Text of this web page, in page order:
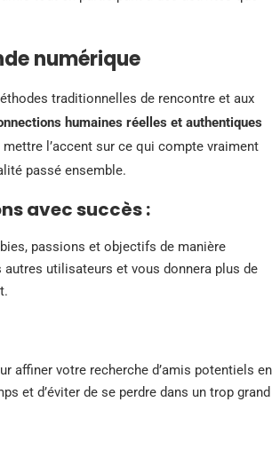
numérique
traditionnelles de rencontre et aux
humaines réelles et authentiques
l’accent sur ce qui compte vraiment
passé ensemble.
avec succès :
passions et objectifs de manière
utilisateurs et vous donnera plus de
affiner votre recherche d’amis potentiels en
et d’éviter de se perdre dans un trop grand